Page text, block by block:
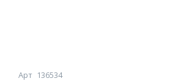
Арт 136534